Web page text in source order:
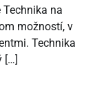
na
možností, v
Technika
[…]